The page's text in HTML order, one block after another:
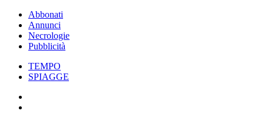
Abbonati
Annunci
Necrologie
Pubblicità
TEMPO
SPIAGGE